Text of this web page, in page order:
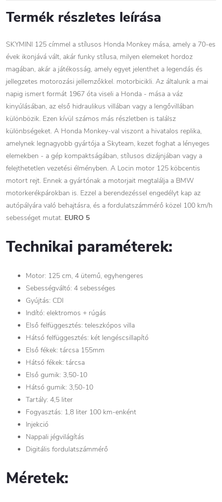
Termék részletes leírása
SKYMINI 125 címmel a stílusos Honda Monkey mása, amely a 70-es
évek ikonjává vált, akár funky stílusa, milyen elemeket hordoz
magában, akár a játékosság, amely egyet jelenthet a legendás és
jellegzetes motorozási jellemzőkkel. motorbicikli. Az általunk a mai
napig ismert formát 1967 óta viseli a Honda - mása a váz
kinyúlásában, az első hidraulikus villában vagy a lengővillában
különbözik. Ezen kívül számos más részletben is találsz
különbségeket. A Honda Monkey-val viszont a hivatalos replika,
amelynek legnagyobb gyártója a Skyteam, kezet foghat a lényeges
elemekben - a gép kompaktságában, stílusos dizájnjában vagy a
felejthetetlen vezetési élményben. A Locin motor 125 köbcentis
motort rejt. Ennek a gyártónak a motorjait megtalálja a BMW
motorkerékpárokban is. Ezzel a berendezéssel engedélyt kap az
autópályára való behajtásra, és a fordulatszámmérő közel 100 km/h
sebességet mutat. EURO 5
Technikai paraméterek:
Motor: 125 cm, 4 ütemű, egyhengeres
Sebességváltó: 4 sebességes
Gyújtás: CDI
Indító: elektromos + rúgás
Első felfüggesztés: teleszkópos villa
Hátsó felfüggesztés: két lengéscsillapító
Első fékek: tárcsa 155mm
Hátsó fékek: tárcsa
Első gumik: 3,50-10
Hátsó gumik: 3,50-10
Tartály: 4,5 liter
Fogyasztás: 1,8 liter 100 km-enként
Injekció
Nappali jégvilágítás
Digitális fordulatszámmérő
Méretek: